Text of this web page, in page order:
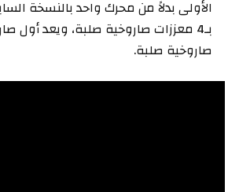
الأولى بدلاً من محرك واحد بالنسخة
بـ4 معززات صاروخية صلبة، ويعد أول
صاروخية صلبة.